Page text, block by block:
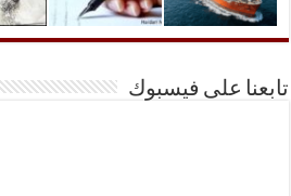
تابعنا على فيسبوك